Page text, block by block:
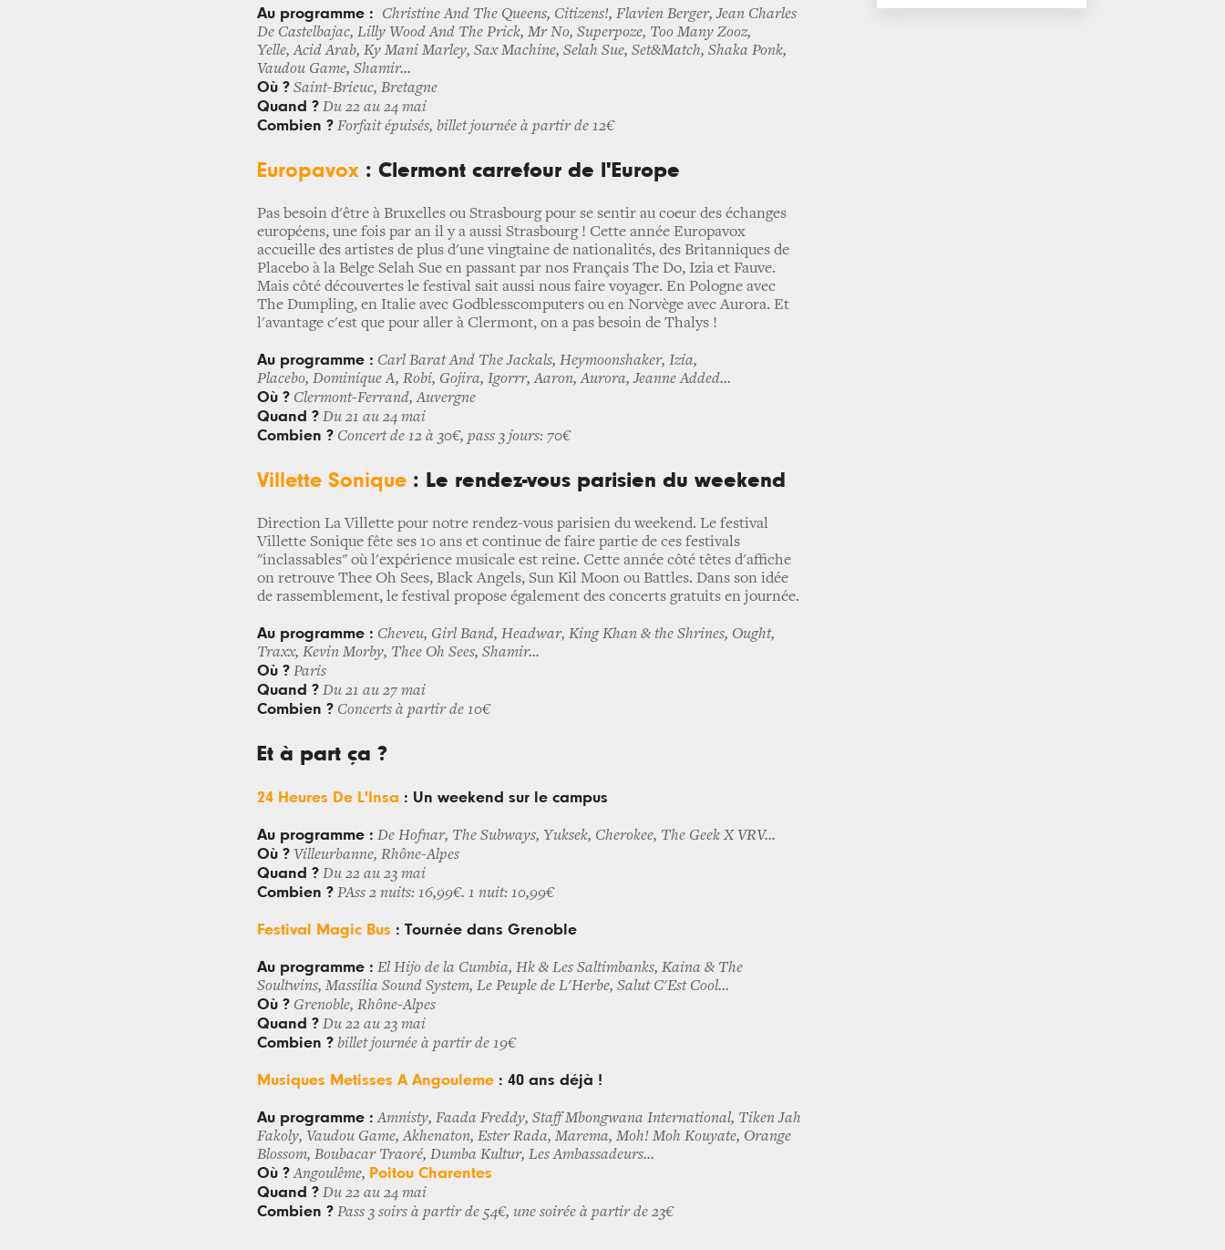
Au programme :
Christine And The Queens, Citizens!, Flavien Berger, Jean Charles
De Castelbajac, Lilly Wood And The Prick, Mr No, Superpoze, Too Many Zooz,
Yelle, Acid Arab, Ky Mani Marley, Sax Machine, Selah Sue, Set&Match, Shaka Ponk,
Vaudou Game, Shamir...
Où ? Saint-Brieuc, Bretagne
Quand ? Du 22 au 24 mai
Combien ? Forfait épuisés, billet journée à partir de 12€
Europavox : Clermont carrefour de l'Europe
Pas besoin d'être à Bruxelles ou Strasbourg pour se sentir au coeur des échanges
européens, une fois par an il y a aussi Strasbourg ! Cette année Europavox
accueille des artistes de plus d'une vingtaine de nationalités, des Britanniques de
Placebo à la Belge Selah Sue en passant par nos Français The Do, Izia et Fauve.
Mais côté découvertes le festival sait aussi nous faire voyager. En Pologne avec
The Dumpling, en Italie avec Godblesscomputers ou en Norvège avec Aurora. Et
l'avantage c'est que pour aller à Clermont, on a pas besoin de Thalys !
Au programme : Carl Barat And The Jackals, Heymoonshaker, Izia,
Placebo, Dominique A, Robi, Gojira, Igorrr, Aaron, Aurora, Jeanne Added...
Où ? Clermont-Ferrand, Auvergne
Quand ? Du 21 au 24 mai
Combien ? Concert de 12 à 30€, pass 3 jours: 70€
Villette Sonique : Le rendez-vous parisien du weekend
Direction La Villette pour notre rendez-vous parisien du weekend. Le festival
Villette Sonique fête ses 10 ans et continue de faire partie de ces festivals
"inclassables" où l'expérience musicale est reine. Cette année côté têtes d'affiche
on retrouve Thee Oh Sees, Black Angels, Sun Kil Moon ou Battles. Dans son idée
de rassemblement, le festival propose également des concerts gratuits en journée.
Au programme : Cheveu, Girl Band, Headwar, King Khan & the Shrines, Ought,
Traxx, Kevin Morby, Thee Oh Sees, Shamir...
Où ? Paris
Quand ? Du 21 au 27 mai
Combien ? Concerts à partir de 10€
Et à part ça ?
24 Heures De L'Insa : Un weekend sur le campus
Au programme : De Hofnar, The Subways, Yuksek, Cherokee, The Geek X VRV...
Où ? Villeurbanne, Rhône-Alpes
Quand ? Du 22 au 23 mai
Combien ? PAss 2 nuits: 16,99€. 1 nuit: 10,99€
Festival Magic Bus : Tournée dans Grenoble
Au programme : El Hijo de la Cumbia, Hk & Les Saltimbanks, Kaina & The
Soultwins, Massilia Sound System, Le Peuple de L'Herbe, Salut C'Est Cool...
Où ? Grenoble, Rhône-Alpes
Quand ? Du 22 au 23 mai
Combien ? billet journée à partir de 19€
Musiques Metisses A Angouleme : 40 ans déjà !
Au programme : Amnisty, Faada Freddy, Staff Mbongwana International, Tiken Jah
Fakoly, Vaudou Game, Akhenaton, Ester Rada, Marema, Moh! Moh Kouyate, Orange
Blossom, Boubacar Traoré, Dumba Kultur, Les Ambassadeurs...
Où ? Angoulême, Poitou Charentes
Quand ? Du 22 au 24 mai
Combien ? Pass 3 soirs à partir de 54€, une soirée à partir de 23€